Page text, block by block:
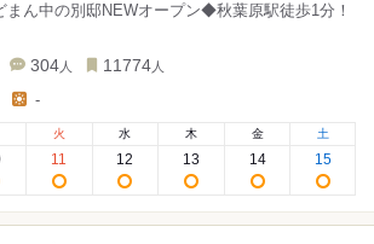
ん中の別邸NEWオープン◆秋葉原駅徒歩1分！
304 人 11774 人
-
火
11
水
12
木
13
金
14
土
15